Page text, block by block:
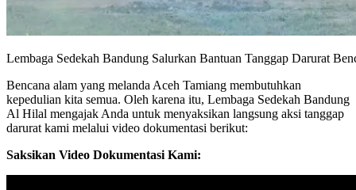
Lembaga Sedekah Bandung Salurkan Bantuan Tanggap Darurat
Bencana alam yang melanda Aceh Tamiang membutuhkan
kepedulian kita semua. Oleh karena itu, Lembaga Sedekah Bandung
Al Hilal mengajak Anda untuk menyaksikan langsung aksi tanggap
darurat kami melalui video dokumentasi berikut:
Saksikan Video Dokumentasi Kami: